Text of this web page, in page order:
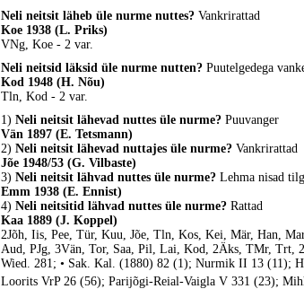
Neli neitsit läheb üle nurme nuttes? Vankrirattad
Koe 1938 (L. Priks)
VNg, Koe - 2 var.
Neli neitsid läksid üle nurme nutten? Puutelgedega
Kod 1948 (H. Nõu)
Tln, Kod - 2 var.
1) Neli neitsit lähevad nuttes üle nurme? Puuvanger
Vän 1897 (E. Tetsmann)
2) Neli neitsit lähevad nuttajes üle nurme? Vankrirattad
Jõe 1948/53 (G. Vilbaste)
3) Neli neitsit lähvad nuttes üle nurme? Lehma nisad
Emm 1938 (E. Ennist)
4) Neli neitsitid lähvad nuttes üle nurme? Rattad
Kaa 1889 (J. Koppel)
2Jõh, Iis, Pee, Tür, Kuu, Jõe, Tln, Kos, Kei, Mär, Han,
Aud, PJg, 3Vän, Tor, Saa, Pil, Lai, Kod, 2Äks, TMr, Trt,
Wied. 281; • Sak. Kal. (1880) 82 (1); Nurmik II 13 (11);
Loorits VrP 26 (56); Parijõgi-Reial-Vaigla V 331 (23);